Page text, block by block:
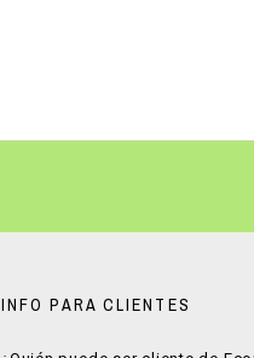
INFO PARA CLIENTES